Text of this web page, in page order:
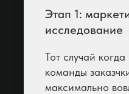
Этап 1:
исследование
Тот случай
команды
максимально